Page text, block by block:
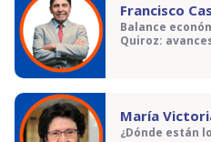
Francisco
Balance
Quiroz:
María
¿Dónde están